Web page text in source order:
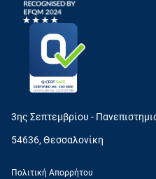
3ης Σεπτεμβρίου -
54636, Θεσσαλονίκη
Πολιτική Απορρήτου